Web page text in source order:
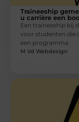
Traineeship
u carrière een
Een traineeship bij
voor studenten die
een programma
M Vd Webdesign